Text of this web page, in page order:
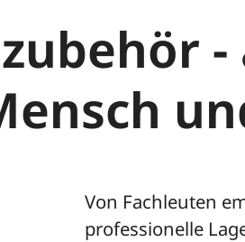
Von Fachleuten
professionelle